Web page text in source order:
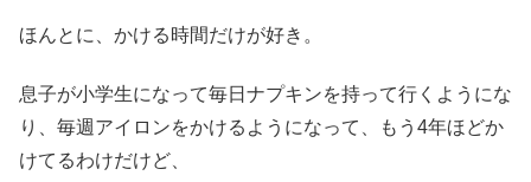
ほんとに、かける時間だけが好き。
息子が小学生になって毎日ナプキンを持って行くようにな
り、毎週アイロンをかけるようになって、もう4年ほどか
けてるわけだけど、